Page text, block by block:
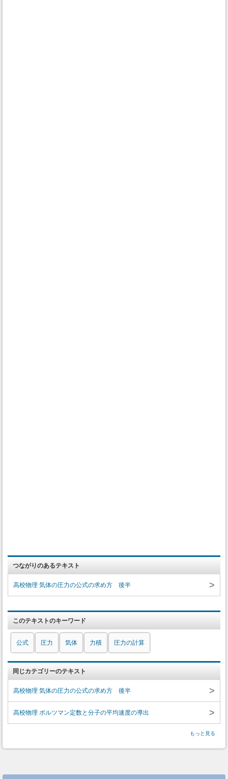
つながりのあるテキスト
高校物理 気体の圧力の公式の求め方 後半 >
このテキストのキーワード
公式 圧力 気体 力積 圧力の計算
同じカテゴリーのテキスト
高校物理 気体の圧力の公式の求め方 後半 >
高校物理 ボルツマン定数と分子の平均速度の導出 >
もっと見る